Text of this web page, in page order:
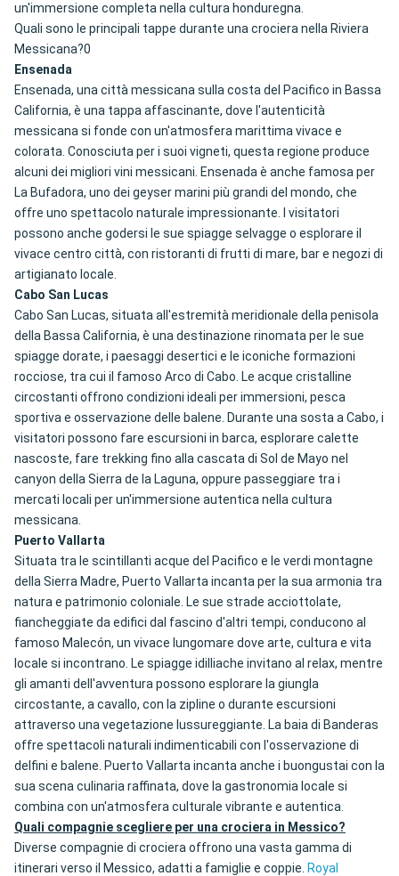
un'immersione completa nella cultura honduregna.
Quali sono le principali tappe durante una crociera nella Riviera
Messicana?0
Ensenada
Ensenada, una città messicana sulla costa del Pacifico in Bassa
California, è una tappa affascinante, dove l'autenticità
messicana si fonde con un'atmosfera marittima vivace e
colorata. Conosciuta per i suoi vigneti, questa regione produce
alcuni dei migliori vini messicani. Ensenada è anche famosa per
La Bufadora, uno dei geyser marini più grandi del mondo, che
offre uno spettacolo naturale impressionante. I visitatori
possono anche godersi le sue spiagge selvagge o esplorare il
vivace centro città, con ristoranti di frutti di mare, bar e negozi di
artigianato locale.
Cabo San Lucas
Cabo San Lucas, situata all'estremità meridionale della penisola
della Bassa California, è una destinazione rinomata per le sue
spiagge dorate, i paesaggi desertici e le iconiche formazioni
rocciose, tra cui il famoso Arco di Cabo. Le acque cristalline
circostanti offrono condizioni ideali per immersioni, pesca
sportiva e osservazione delle balene. Durante una sosta a Cabo, i
visitatori possono fare escursioni in barca, esplorare calette
nascoste, fare trekking fino alla cascata di Sol de Mayo nel
canyon della Sierra de la Laguna, oppure passeggiare tra i
mercati locali per un'immersione autentica nella cultura
messicana.
Puerto Vallarta
Situata tra le scintillanti acque del Pacifico e le verdi montagne
della Sierra Madre, Puerto Vallarta incanta per la sua armonia tra
natura e patrimonio coloniale. Le sue strade acciottolate,
fiancheggiate da edifici dal fascino d'altri tempi, conducono al
famoso Malecón, un vivace lungomare dove arte, cultura e vita
locale si incontrano. Le spiagge idilliache invitano al relax, mentre
gli amanti dell'avventura possono esplorare la giungla
circostante, a cavallo, con la zipline o durante escursioni
attraverso una vegetazione lussureggiante. La baia di Banderas
offre spettacoli naturali indimenticabili con l'osservazione di
delfini e balene. Puerto Vallarta incanta anche i buongustai con la
sua scena culinaria raffinata, dove la gastronomia locale si
combina con un'atmosfera culturale vibrante e autentica.
Quali compagnie scegliere per una crociera in Messico?
Diverse compagnie di crociera offrono una vasta gamma di
itinerari verso il Messico, adatti a famiglie e coppie. Royal